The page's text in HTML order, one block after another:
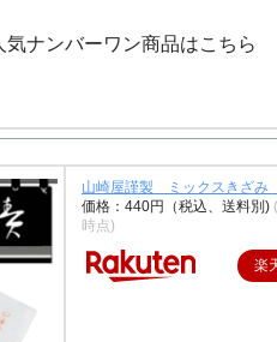
ナンバーワン商品はこちら
山崎屋謹製 ミックスきざみ
価格：440円（税込、送料別)
時点)
楽